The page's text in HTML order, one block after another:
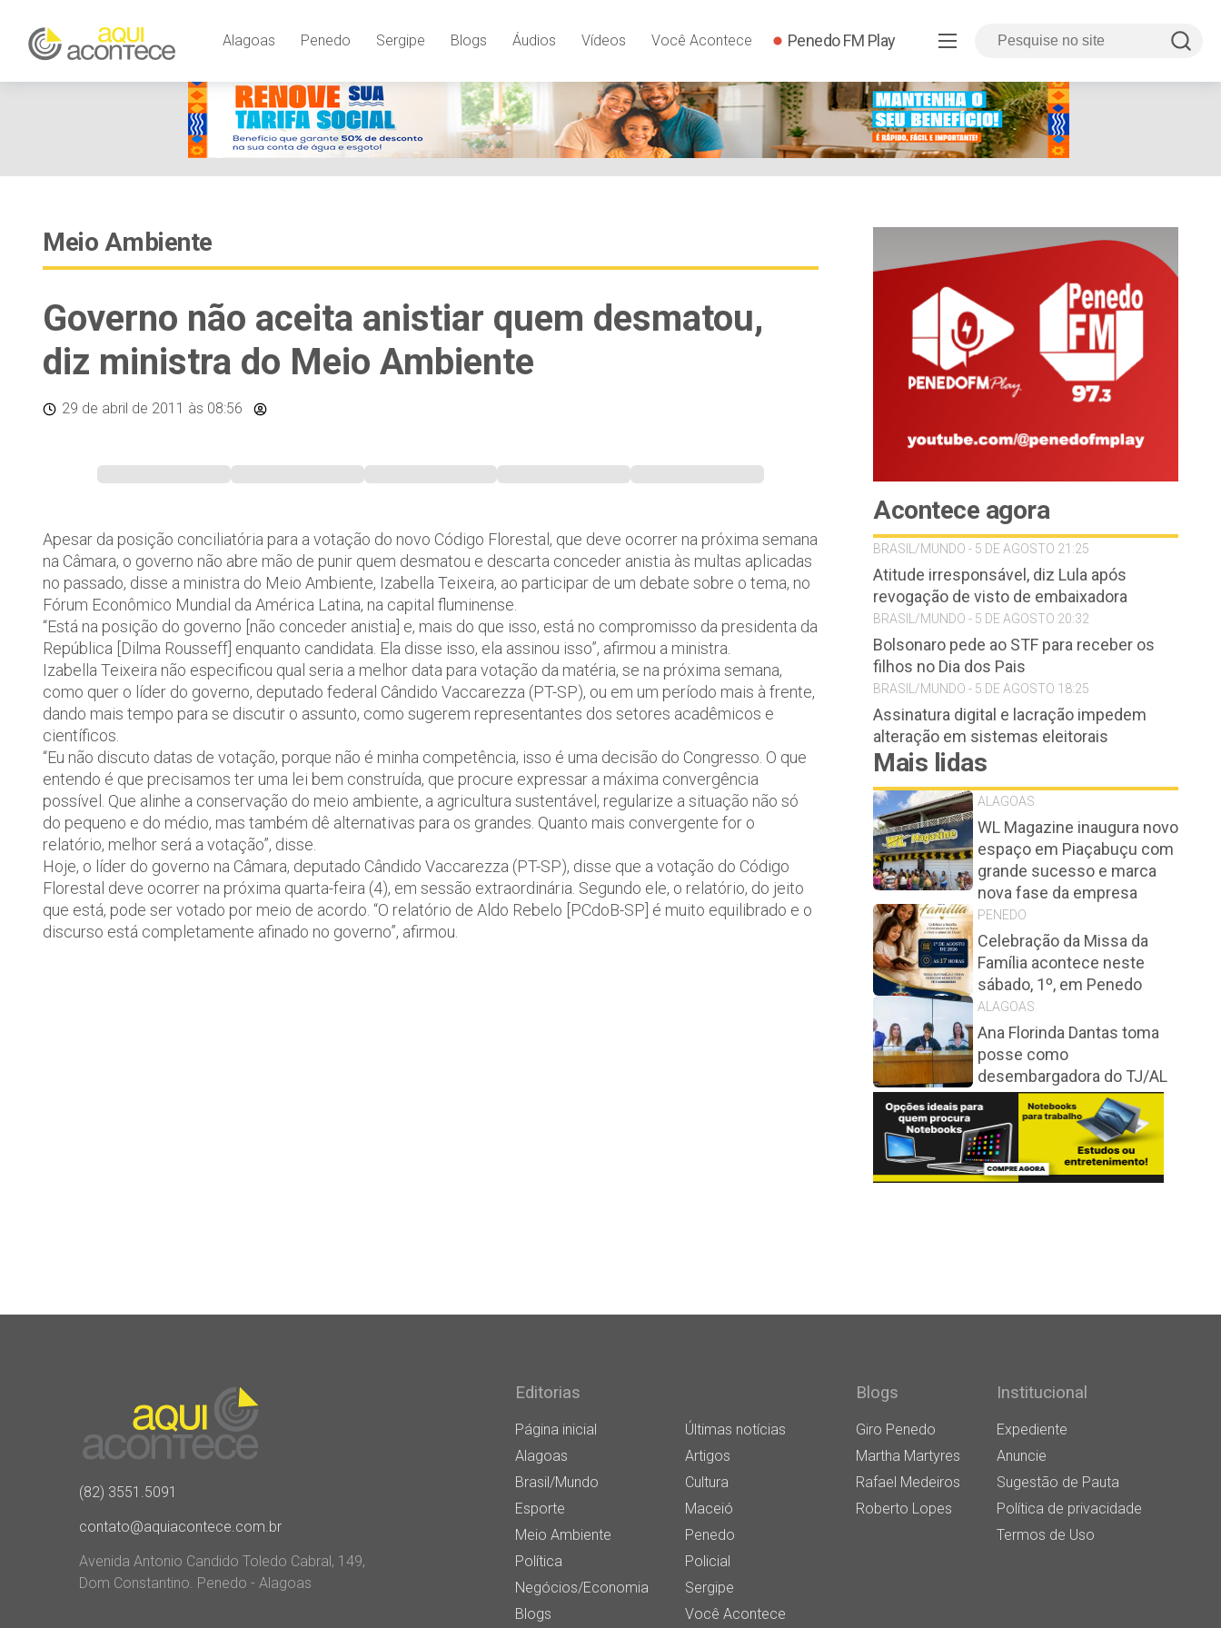
Alagoas Penedo Sergipe Blogs Áudios Vídeos Você Acontece Penedo FM Play
Meio Ambiente
Governo não aceita anistiar quem desmatou,
diz ministra do Meio Ambiente
29 de abril de 2011 às 08:56
Apesar da posição conciliatória para a votação do novo Código Florestal, que deve ocorrer na próxima semana
na Câmara, o governo não abre mão de punir quem desmatou e descarta conceder anistia às multas aplicadas
no passado, disse a ministra do Meio Ambiente, Izabella Teixeira, ao participar de um debate sobre o tema, no
Fórum Econômico Mundial da América Latina, na capital fluminense.
“Está na posição do governo [não conceder anistia] e, mais do que isso, está no compromisso da presidenta da
República [Dilma Rousseff] enquanto candidata. Ela disse isso, ela assinou isso”, afirmou a ministra.
Izabella Teixeira não especificou qual seria a melhor data para votação da matéria, se na próxima semana,
como quer o líder do governo, deputado federal Cândido Vaccarezza (PT-SP), ou em um período mais à frente,
dando mais tempo para se discutir o assunto, como sugerem representantes dos setores acadêmicos e
científicos.
“Eu não discuto datas de votação, porque não é minha competência, isso é uma decisão do Congresso. O que
entendo é que precisamos ter uma lei bem construída, que procure expressar a máxima convergência
possível. Que alinhe a conservação do meio ambiente, a agricultura sustentável, regularize a situação não só
do pequeno e do médio, mas também dê alternativas para os grandes. Quanto mais convergente for o
relatório, melhor será a votação”, disse.
Hoje, o líder do governo na Câmara, deputado Cândido Vaccarezza (PT-SP), disse que a votação do Código
Florestal deve ocorrer na próxima quarta-feira (4), em sessão extraordinária. Segundo ele, o relatório, do jeito
que está, pode ser votado por meio de acordo. “O relatório de Aldo Rebelo [PCdoB-SP] é muito equilibrado e o
discurso está completamente afinado no governo”, afirmou.
Acontece agora
BRASIL/MUNDO - 5 DE AGOSTO 21:25
Atitude irresponsável, diz Lula após
revogação de visto de embaixadora
BRASIL/MUNDO - 5 DE AGOSTO 20:32
Bolsonaro pede ao STF para receber os
filhos no Dia dos Pais
BRASIL/MUNDO - 5 DE AGOSTO 18:25
Assinatura digital e lacração impedem
alteração em sistemas eleitorais
Mais lidas
ALAGOAS
WL Magazine inaugura novo
espaço em Piaçabuçu com
grande sucesso e marca
nova fase da empresa
PENEDO
Celebração da Missa da
Família acontece neste
sábado, 1º, em Penedo
ALAGOAS
Ana Florinda Dantas toma
posse como
desembargadora do TJ/AL
(82) 3551.5091
contato@aquiacontece.com.br
Avenida Antonio Candido Toledo Cabral, 149,
Dom Constantino. Penedo - Alagoas
Editorias
Página inicial
Últimas notícias
Alagoas
Artigos
Brasil/Mundo
Cultura
Esporte
Maceió
Meio Ambiente
Penedo
Política
Policial
Negócios/Economia
Sergipe
Blogs
Você Acontece
Blogs
Giro Penedo
Martha Martyres
Rafael Medeiros
Roberto Lopes
Institucional
Expediente
Anuncie
Sugestão de Pauta
Política de privacidade
Termos de Uso